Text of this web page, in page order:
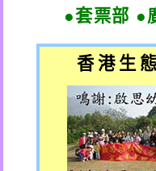
●套票部 ●
香 港 生